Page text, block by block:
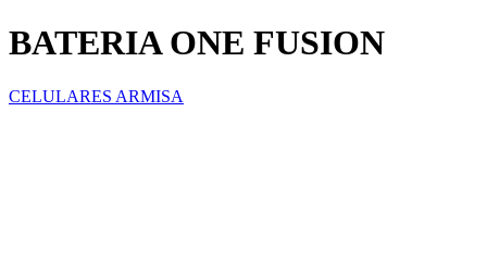
BATERIA ONE FUSION
CELULARES ARMISA